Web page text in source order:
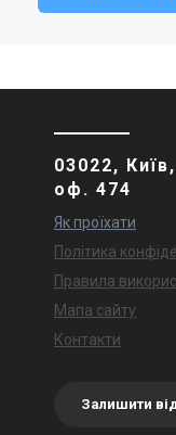
03022,
оф. 474
Як проїхати
Політика
Правила
Мапа сайту
Контакти
Залишити